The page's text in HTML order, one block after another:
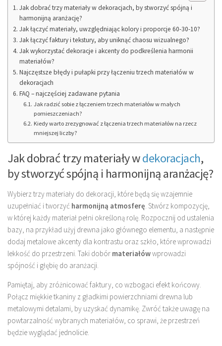
Jak dobrać trzy materiały w dekoracjach, by stworzyć spójną i
harmonijną aranżację?
Jak łączyć materiały, uwzględniając kolory i proporcje 60-30-10?
Jak łączyć faktury i tekstury, aby uniknąć chaosu wizualnego?
Jak wykorzystać dekoracje i akcenty do podkreślenia harmonii
materiałów?
Najczęstsze błędy i pułapki przy łączeniu trzech materiałów w
dekoracjach
FAQ – najczęściej zadawane pytania
Jak radzić sobie z łączeniem trzech materiałów w małych
pomieszczeniach?
Kiedy warto zrezygnować z łączenia trzech materiałów na rzecz
mniejszej liczby?
Jak dobrać trzy materiały wdekoracjach,
by stworzyć spójną i harmonijną aranżację?
Wybierz trzy materiały do dekoracji, które będą się wzajemnie
uzupełniać i tworzyć harmonijną atmosferę . Stwórz kompozycję,
w której każdy materiał pełni określoną rolę. Rozpocznij od ustalenia
bazy, na przykład użyj drewna jako głównego elementu, a następnie
dodaj metalowe akcenty dla kontrastu oraz szkło, które wprowadzi
lekkość do przestrzeni. Taki dobór materiałówwprowadzi
spójność i głębię do aranżacji.
Pamiętaj, aby zróżnicować faktury, co wzbogaci efekt końcowy.
Połącz miękkie tkaniny z gładkimi powierzchniami drewna lub
metalowymi detalami, by uzyskać dynamikę. Zwróć także uwagę na
powtarzalność wybranych materiałów, co sprawi, że przestrzeń
będzie wyglądać jednolicie.